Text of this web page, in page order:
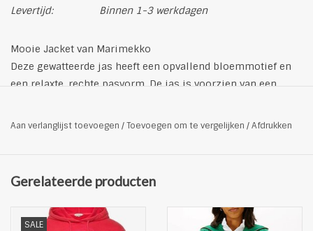
Levertijd:
Binnen 1-3 werkdagen
Mooie Jacket van Marimekko
Deze gewatteerde jas heeft een opvallend bloemmotief en
een relaxte, rechte pasvorm. De jas is voorzien van een
lange grosgrain lint trekker. De paspelzakken aan de
allemaal gemaakt van 100% gerecycled polyester.
Productdetails
Materiaal: 100% polyester
Aan verlanglijst toevoegen /Toevoegen om te vergelijken /Afdrukken
Gerelateerde producten
SALE